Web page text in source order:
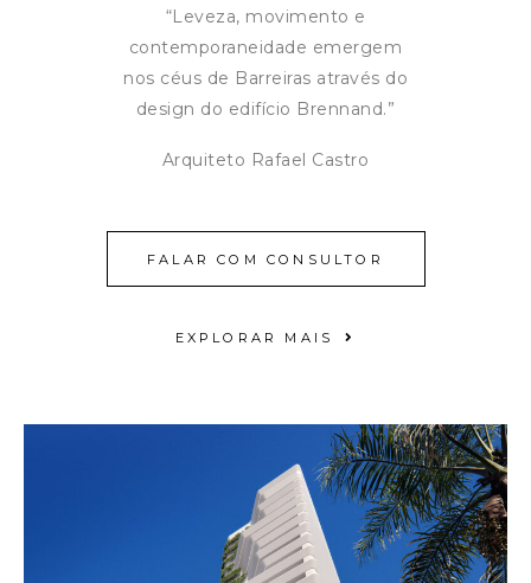
“Leveza, movimento e
contemporaneidade emergem
nos céus de Barreiras através do
design do edifício Brennand.”
Arquiteto Rafael Castro
FALAR COM CONSULTOR
EXPLORAR MAIS